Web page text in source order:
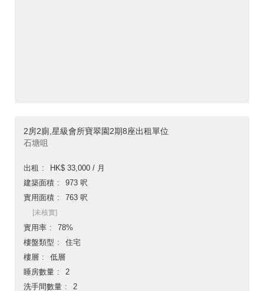
2房2廁,星級會所寶翠園2期8座出租單位
石塘咀
出租
HK$ 33,000 / 月
建築面積
973 呎
實用面積
763 呎
[未核實]
實用率
78%
樓盤類型
住宅
樓層
低層
睡房數量
2
洗手間數量
2